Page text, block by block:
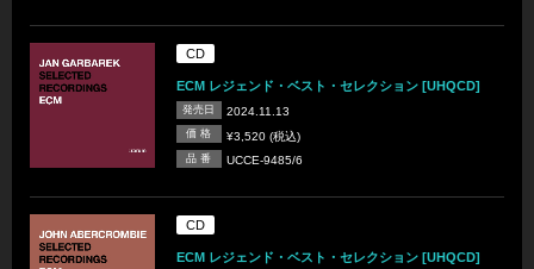
CD
ECM レジェンド・ベスト・セレクション [UHQCD]
発売日 2024.11.13
価 格 ¥3,520 (税込)
品 番 UCCE-9485/6
CD
ECM レジェンド・ベスト・セレクション [UHQCD]